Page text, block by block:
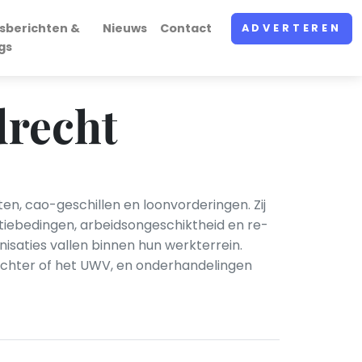
&
Nieuws Contact ADVERTEREN
cao-geschillen en loonvorderingen. Zij
arbeidsongeschiktheid en re-
vallen binnen hun werkterrein.
of het UWV, en onderhandelingen